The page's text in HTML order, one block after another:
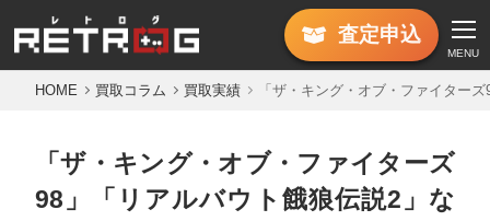
査定申込
MENU
HOME 買取コラム 買取実績 「ザ・キング・オブ・ファイター
「ザ・キング・オブ・ファイターズ
98」「リアルバウト餓狼伝説2」な